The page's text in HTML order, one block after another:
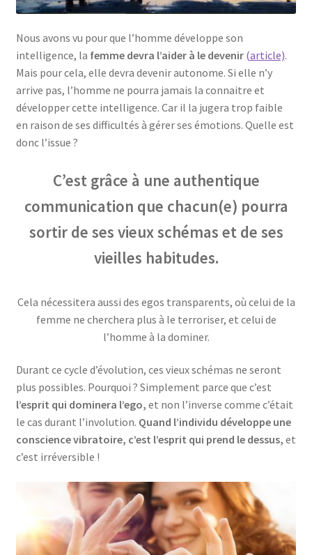
Nous avons vu pour que l’homme développe son
intelligence, la femme devra l’aider à le devenir (article).
Mais pour cela, elle devra devenir autonome. Si elle n’y
arrive pas, l’homme ne pourra jamais la connaitre et
développer cette intelligence. Car il la jugera trop faible
en raison de ses difficultés à gérer ses émotions. Quelle est
donc l’issue ?
C’est grâce à une authentique
communication que chacun(e) pourra
sortir de ses vieux schémas et de ses
vieilles habitudes.
Cela nécessitera aussi des egos transparents, où celui de la
femme ne cherchera plus à le terroriser, et celui de
l’homme à la dominer.
Durant ce cycle d’évolution, ces vieux schémas ne seront
plus possibles. Pourquoi ? Simplement parce que c’est
l’esprit qui dominera l’ego, et non l’inverse comme c’était
le cas durant l’involution. Quand l’individu développe une
conscience vibratoire, c’est l’esprit qui prend le dessus, et
c’est irréversible !